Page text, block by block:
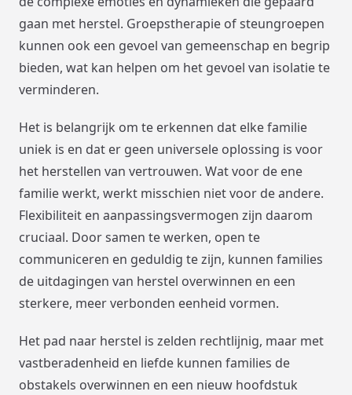
gaan met herstel. Groepstherapie of steungroepen
kunnen ook een gevoel van gemeenschap en begrip
bieden, wat kan helpen om het gevoel van isolatie te
verminderen.
Het is belangrijk om te erkennen dat elke familie
uniek is en dat er geen universele oplossing is voor
het herstellen van vertrouwen. Wat voor de ene
familie werkt, werkt misschien niet voor de andere.
Flexibiliteit en aanpassingsvermogen zijn daarom
cruciaal. Door samen te werken, open te
communiceren en geduldig te zijn, kunnen families
de uitdagingen van herstel overwinnen en een
sterkere, meer verbonden eenheid vormen.
Het pad naar herstel is zelden rechtlijnig, maar met
vastberadenheid en liefde kunnen families de
obstakels overwinnen en een nieuw hoofdstuk